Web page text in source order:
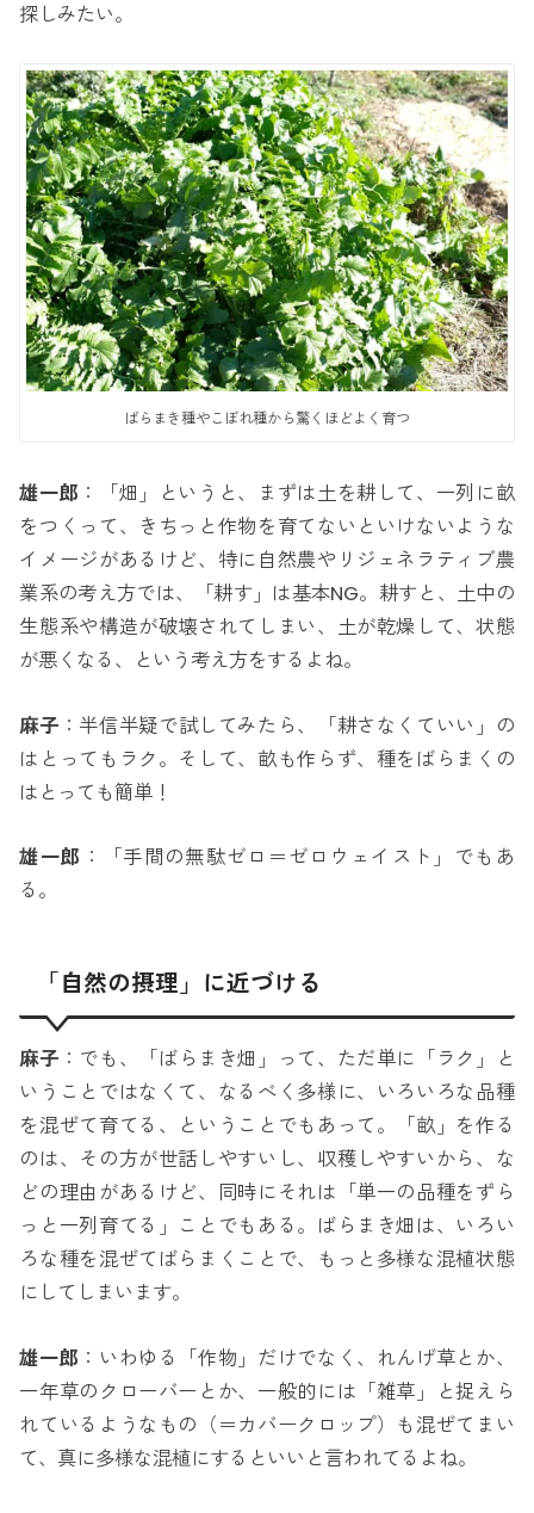
探しみたい。
ばらまき種やこぼれ種から驚くほどよく育つ
雄一郎 ：「畑」というと、まずは土を耕して、一列に畝
をつくって、きちっと作物を育てないといけないような
イメージがあるけど、特に自然農やリジェネラティブ農
業系の考え方では、「耕す」は基本NG。耕すと、土中の
生態系や構造が破壊されてしまい、土が乾燥して、状態
が悪くなる、という考え方をするよね。
麻子 ：半信半疑で試してみたら、「耕さなくていい」の
はとってもラク。そして、畝も作らず、種をばらまくの
はとっても簡単！
雄一郎 ：「手間の無駄ゼロ＝ゼロウェイスト」でもあ
る。
「自然の摂理」に近づける
麻子 ：でも、「ばらまき畑」って、ただ単に「ラク」と
いうことではなくて、なるべく多様に、いろいろな品種
を混ぜて育てる、ということでもあって。「畝」を作る
のは、その方が世話しやすいし、収穫しやすいから、な
どの理由があるけど、同時にそれは「単一の品種をずら
っと一列育てる」ことでもある。ばらまき畑は、いろい
ろな種を混ぜてばらまくことで、もっと多様な混植状態
にしてしまいます。
雄一郎 ：いわゆる「作物」だけでなく、れんげ草とか、
一年草のクローバーとか、一般的には「雑草」と捉えら
れているようなもの（＝カバークロップ）も混ぜてまい
て、真に多様な混植にするといいと言われてるよね。